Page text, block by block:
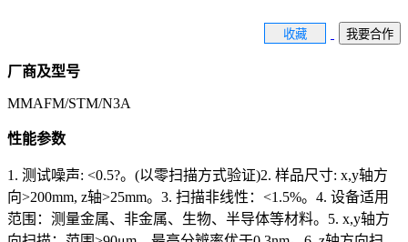
收藏 我要合作
厂商及型号
MMAFM/STM/N3A
性能参数
1. 测试噪声: <0.5?。(以零扫描方式验证)2. 样品尺寸: x,y轴方
向>200mm, z轴>25mm。3. 扫描非线性：<1.5%。4. 设备适用
范围：测量金属、非金属、生物、半导体等材料。5. x,y轴方